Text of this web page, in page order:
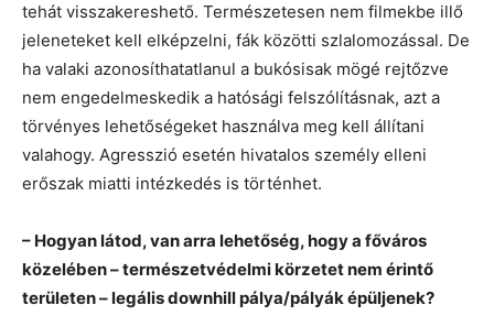
tehát visszakereshető. Természetesen nem filmekbe illő
jeleneteket kell elképzelni, fák közötti szlalomozással. De
ha valaki azonosíthatatlanul a bukósisak mögé rejtőzve
nem engedelmeskedik a hatósági felszólításnak, azt a
törvényes lehetőségeket használva meg kell állítani
valahogy. Agresszió esetén hivatalos személy elleni
erőszak miatti intézkedés is történhet.
– Hogyan látod, van arra lehetőség, hogy a főváros
közelében – természetvédelmi körzetet nem érintő
területen – legális downhill pálya/pályák épüljenek?